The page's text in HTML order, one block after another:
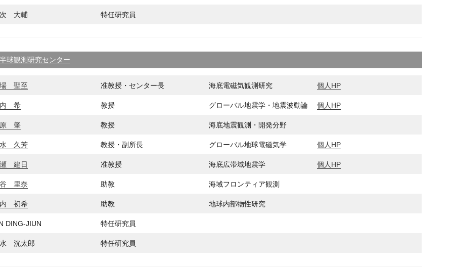
大輔 特任研究員
球観測研究センター
聖至 准教授・センター長 海底電磁気観測研究 個人HP
希 教授 グローバル地震学・地震波動論 個人HP
肇 教授 海底地震観測・開発分野
久芳 教授・副所長 グローバル地球電磁気学 個人HP
建日 准教授 海底広帯域地震学 個人HP
里奈 助教 海域フロンティア観測
初希 助教 地球内部物性研究
DING-JIUN 特任研究員
洸太郎 特任研究員